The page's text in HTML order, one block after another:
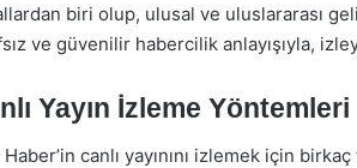
biri olup, ulusal ve uluslararası
ve güvenilir habercilik anlayışıyla,
Yayın İzleme Yöntemleri
Haber’in canlı yayınını izlemek için